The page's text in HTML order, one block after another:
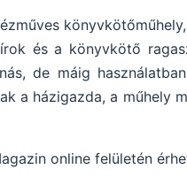
és a könyvkötő
de máig
a házigazda, a műhely
online felületén